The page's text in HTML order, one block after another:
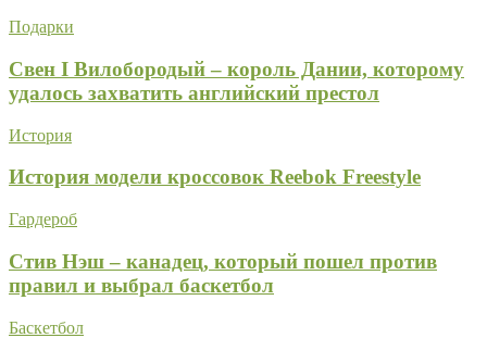
Подарки
Свен I Вилобородый – король Дании, которому
удалось захватить английский престол
История
История модели кроссовок Reebok Freestyle
Гардероб
Стив Нэш – канадец, который пошел против
правил и выбрал баскетбол
Баскетбол